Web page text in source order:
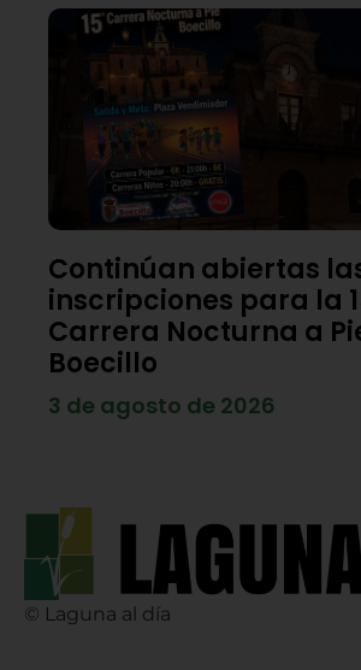
Continúan abiertas
inscripciones para la
Carrera Nocturna a
Boecillo
3 de agosto de 2026
© Laguna al día